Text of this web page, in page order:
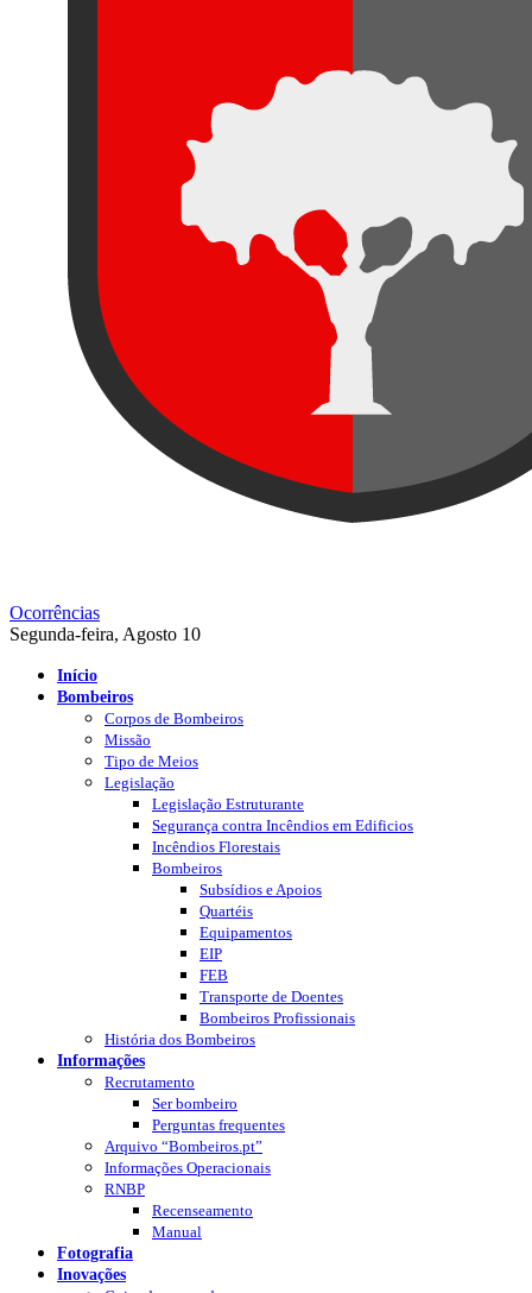
Ocorrências
Segunda-feira, Agosto 10
Início
Bombeiros
Corpos de Bombeiros
Missão
Tipo de Meios
Legislação
Legislação Estruturante
Segurança contra Incêndios em Edificios
Incêndios Florestais
Bombeiros
Subsídios e Apoios
Quartéis
Equipamentos
EIP
FEB
Transporte de Doentes
Bombeiros Profissionais
História dos Bombeiros
Informações
Recrutamento
Ser bombeiro
Perguntas frequentes
Arquivo “Bombeiros.pt”
Informações Operacionais
RNBP
Recenseamento
Manual
Fotografia
Inovações